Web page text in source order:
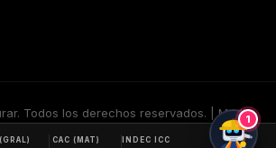
Todos los derechos reservados. | Medio
CAC (MAT) INDEC ICC
1